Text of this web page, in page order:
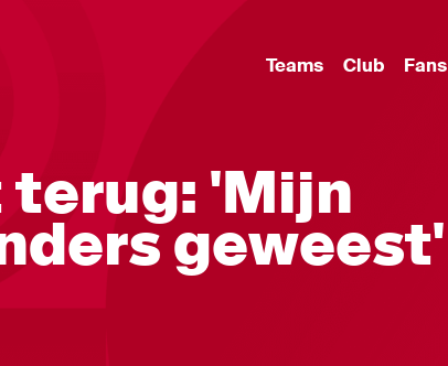
Teams Club Fans
terug: 'Mijn
geweest'